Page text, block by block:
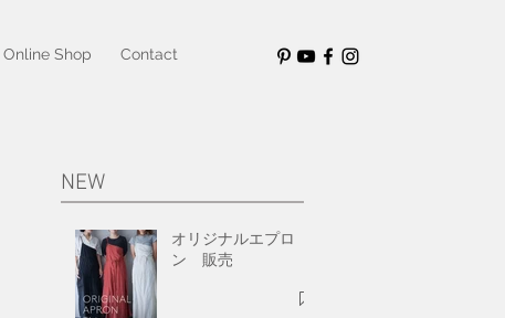
Online Shop Contact
NEW
オリジナルエプロ
ン 販売